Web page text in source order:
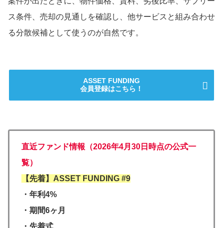
ス条件、売却の見通しを確認し、他サービスと組み合わせ
る分散候補として使うのが自然です。
ASSET FUNDING
会員登録はこちら！
直近ファンド情報（2026年4月30日時点の公式一
覧）
【先着】ASSET FUNDING #9
・年利4%
・期間6ヶ月